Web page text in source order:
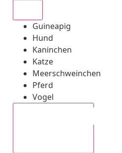
Guineapig
Hund
Kaninchen
Katze
Meerschweinchen
Pferd
Vogel